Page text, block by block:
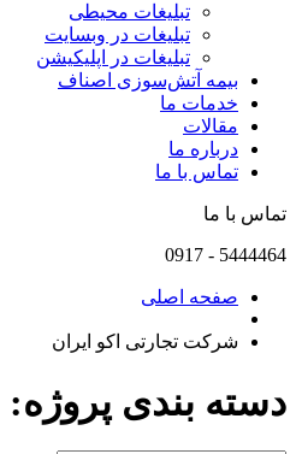
تبلیغات محیطی
تبلیغات در وبسایت
تبلیغات در اپلیکیشن
بیمه آتش‌سوزی اصناف
خدمات ما
مقالات
درباره ما
تماس با ما
تماس با ما
5444464
-
0917
صفحه اصلی
شرکت تجارتی اکو ایران
دسته بندی پروژه: